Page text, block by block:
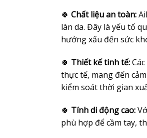
🍀 Chất liệu an toàn:
làn da. Đây là yếu tố
hưởng xấu đến sức
🍀 Thiết kế tinh tế:
thực tế, mang đến
kiểm soát thời gian
🍀 Tính di động cao:
phù hợp để cầm tay,